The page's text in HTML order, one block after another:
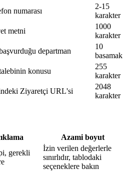
numarası
2-15
karakter
metni
1000
karakter
departman
10
basamak
konusu
255
karakter
Ziyaretçi URL'si
2048
karakter
Azami boyut
gerekli
İzin verilen değerlerle
sınırlıdır, tablodaki
seçeneklere bakın